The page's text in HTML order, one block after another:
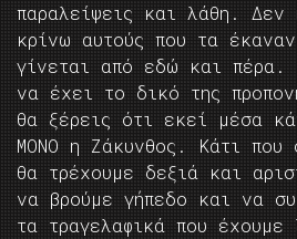
παραλείψεις και λάθη.
κρίνω αυτούς που τα
γίνεται από εδώ και πέρα.
να έχει το δικό της
θα ξέρεις ότι εκεί μέσα
ΜΟΝΟ η Ζάκυνθος. Κάτι που
θα τρέχουμε δεξιά και
να βρούμε γήπεδο και να
τα τραγελαφικά που έχουμε